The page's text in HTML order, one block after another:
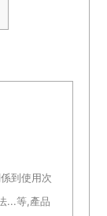
到使用次
...等,產品